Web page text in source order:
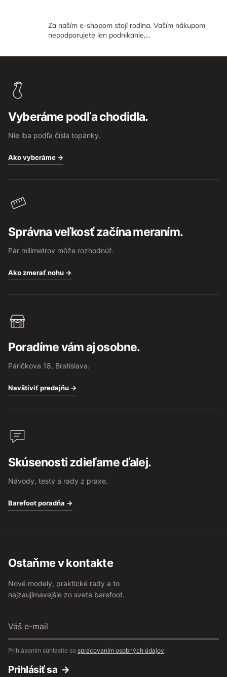
Za naším e-shopom stojí rodina. Vaším nákupom
nepodporujete len podnikanie,...
Vyberáme podľa chodidla.
Nie iba podľa čísla topánky.
Ako vyberáme →
Správna veľkosť začína meraním.
Pár milimetrov môže rozhodnúť.
Ako zmerať nohu →
Poradíme vám aj osobne.
Páričkova 18, Bratislava.
Navštíviť predajňu →
Skúsenosti zdieľame ďalej.
Návody, testy a rady z praxe.
Barefoot poradňa →
Ostaňme v kontakte
Nové modely, praktické rady a to
najzaujímavejšie zo sveta barefoot.
e-
mail
Prihlásením súhlasíte so spracovaním osobných údajov.
Prihlásiť sa